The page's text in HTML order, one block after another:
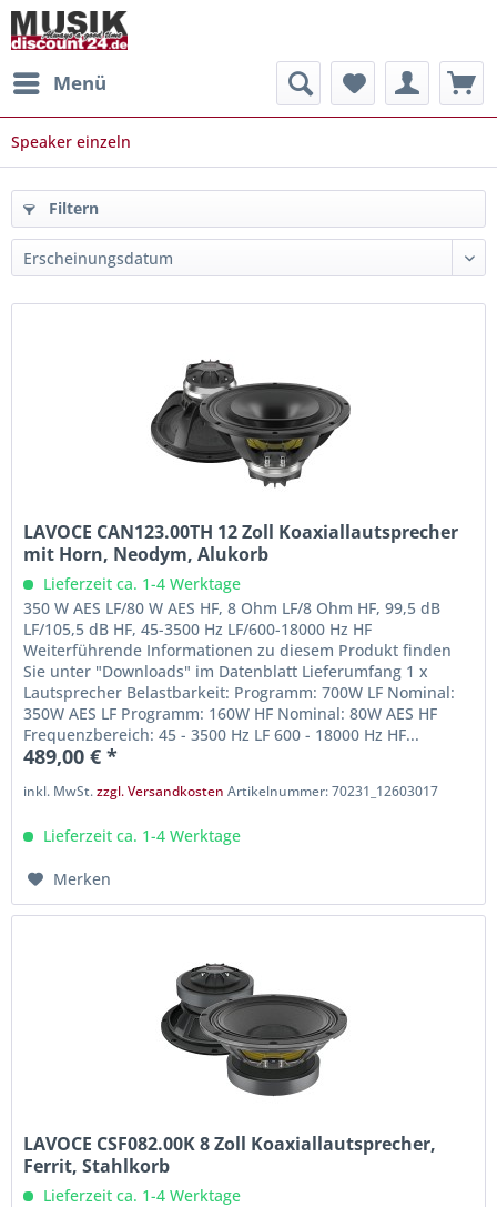
Menü
Speaker einzeln
Filtern
LAVOCE CAN123.00TH 12 Zoll Koaxiallautsprecher
mit Horn, Neodym, Alukorb
Lieferzeit ca. 1-4 Werktage
350 W AES LF/80 W AES HF, 8 Ohm LF/8 Ohm HF, 99,5 dB
LF/105,5 dB HF, 45-3500 Hz LF/600-18000 Hz HF
Weiterführende Informationen zu diesem Produkt finden
Sie unter "Downloads" im Datenblatt Lieferumfang 1 x
Lautsprecher Belastbarkeit: Programm: 700W LF Nominal:
350W AES LF Programm: 160W HF Nominal: 80W AES HF
Frequenzbereich: 45 - 3500 Hz LF 600 - 18000 Hz HF...
489,00 € *
inkl. MwSt.zzgl. Versandkosten Artikelnummer: 70231_12603017
Lieferzeit ca. 1-4 Werktage
Merken
LAVOCE CSF082.00K 8 Zoll Koaxiallautsprecher,
Ferrit, Stahlkorb
Lieferzeit ca. 1-4 Werktage